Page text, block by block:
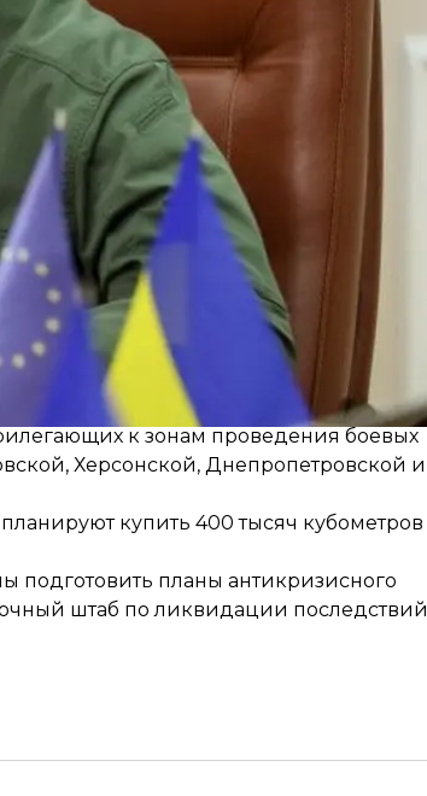
на текущий отопительный сезон
сообщали, что дрова для
к зонам проведения боевых
Херсонской, Днепропетровской и
купить 400 тысяч кубометров
подготовить планы антикризисного
штаб по ликвидации последствий